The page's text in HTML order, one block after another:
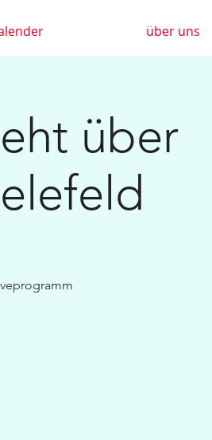
über uns
über